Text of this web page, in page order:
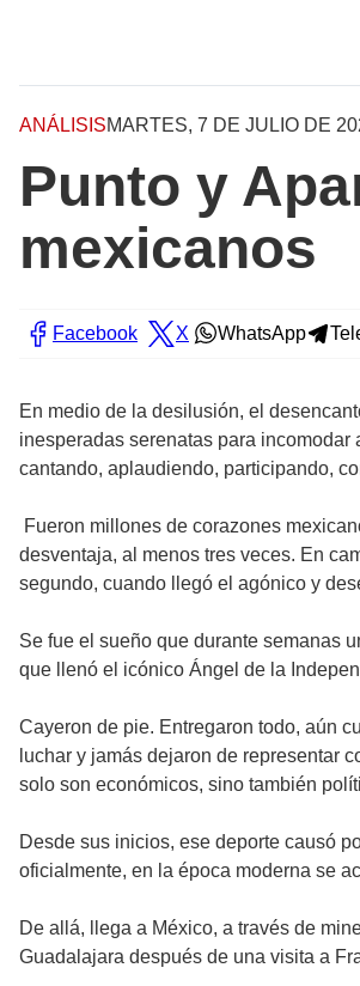
ANÁLISISMARTES, 7 DE JULIO DE
Punto y
mexicanos
Facebook X WhatsApp
En medio de la desilusión, el
inesperadas serenatas para
cantando, aplaudiendo, participando,
Fueron millones de corazones
desventaja, al menos tres veces. En
segundo, cuando llegó el agónico y
Se fue el sueño que durante semanas
que llenó el icónico Ángel de la
Cayeron de pie. Entregaron todo, aún
luchar y jamás dejaron de representar
solo son económicos, sino también
Desde sus inicios, ese deporte causó
oficialmente, en la época moderna se
De allá, llega a México, a través de
Guadalajara después de una visita a